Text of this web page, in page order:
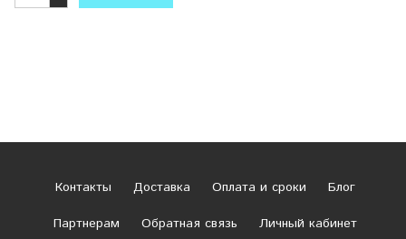
Контакты Доставка Оплата и сроки
Блог
Партнерам
Обратная связь Личный кабинет